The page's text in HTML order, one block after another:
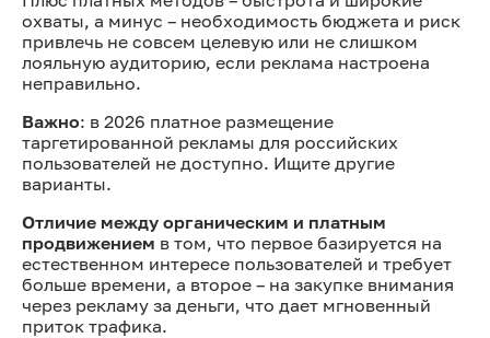
охваты, а минус – необходимость бюджета и риск
привлечь не совсем целевую или не слишком
лояльную аудиторию, если реклама настроена
неправильно.
Важно: в 2026 платное размещение
таргетированной рекламы для российских
пользователей не доступно. Ищите другие
варианты.
Отличие между органическим и платным
продвижением в том, что первое базируется на
естественном интересе пользователей и требует
больше времени, а второе – на закупке внимания
через рекламу за деньги, что дает мгновенный
приток трафика.